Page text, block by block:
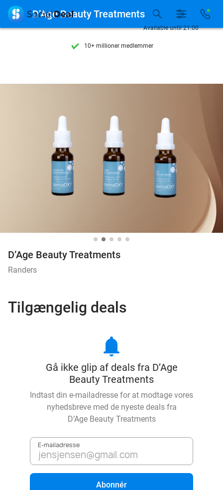
Tilgængelig 7 dage om ugen
10+ millioner medlemmer
10+ millioner medlemmer
Available until 21:00
 D’Age Beauty Treatments
D’Age Beauty Treatments
Randers
Tilgængelig deals
notifications
Gå ikke glip af deals fra D’Age
Beauty Treatments
Indtast din e-mailadresse for at modtage vores
nyhedsbreve med de nyeste deals fra
D’Age Beauty Treatments
E-mailadresse
Abonnér